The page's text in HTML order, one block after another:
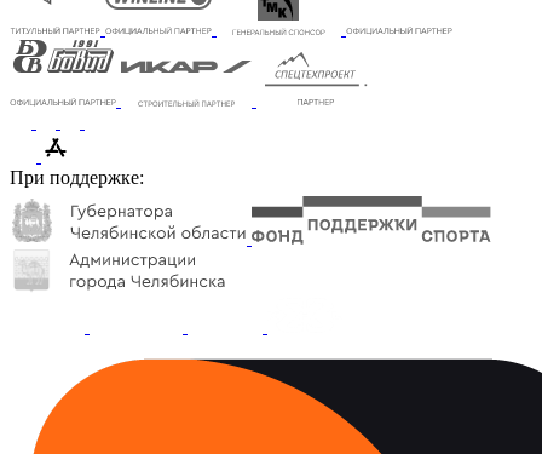
При поддержке: